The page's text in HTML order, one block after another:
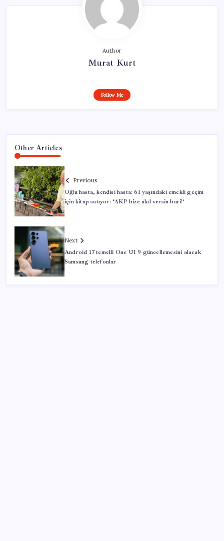
Author
Murat Kurt
Follow Me
Other Articles
Previous
Oğlu hasta, kendisi hasta: 61 yaşındaki emekli geçim
için kitap satıyor: ‘AKP bize akıl versin bari!’
Next
Android 17 temelli One UI 9 güncellemesini alacak
Samsung telefonlar